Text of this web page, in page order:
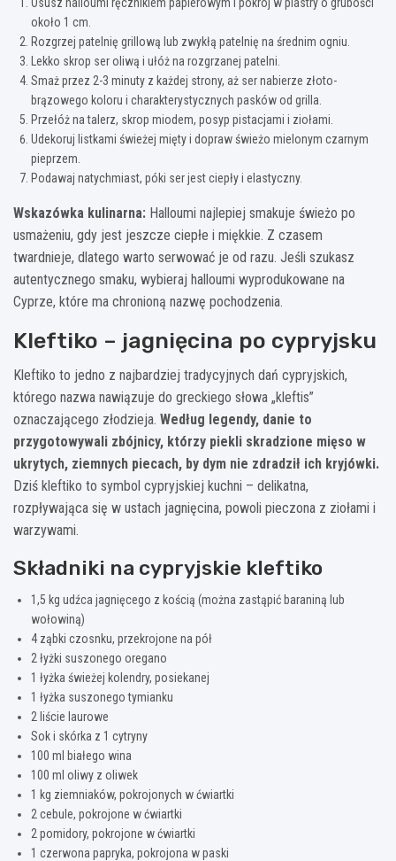
około 1 cm.
Rozgrzej patelnię grillową lub zwykłą patelnię na średnim ogniu.
Lekko skrop ser oliwą i ułóż na rozgrzanej patelni.
Smaż przez 2-3 minuty z każdej strony, aż ser nabierze złoto-
brązowego koloru i charakterystycznych pasków od grilla.
Przełóż na talerz, skrop miodem, posyp pistacjami i ziołami.
Udekoruj listkami świeżej mięty i dopraw świeżo mielonym czarnym
pieprzem.
Podawaj natychmiast, póki ser jest ciepły i elastyczny.
Wskazówka kulinarna: Halloumi najlepiej smakuje świeżo po
usmażeniu, gdy jest jeszcze ciepłe i miękkie. Z czasem
twardnieje, dlatego warto serwować je od razu. Jeśli szukasz
autentycznego smaku, wybieraj halloumi wyprodukowane na
Cyprze, które ma chronioną nazwę pochodzenia.
Kleftiko – jagnięcina po cypryjsku
Kleftiko to jedno z najbardziej tradycyjnych dań cypryjskich,
którego nazwa nawiązuje do greckiego słowa „kleftis”
oznaczającego złodzieja. Według legendy, danie to
przygotowywali zbójnicy, którzy piekli skradzione mięso w
ukrytych, ziemnych piecach, by dym nie zdradził ich kryjówki.
Dziś kleftiko to symbol cypryjskiej kuchni – delikatna,
rozpływająca się w ustach jagnięcina, powoli pieczona z ziołami i
warzywami.
Składniki na cypryjskie kleftiko
1,5 kg udźca jagnięcego z kością (można zastąpić baraniną lub
wołowiną)
4 ząbki czosnku, przekrojone na pół
2 łyżki suszonego oregano
1 łyżka świeżej kolendry, posiekanej
1 łyżka suszonego tymianku
2 liście laurowe
Sok i skórka z 1 cytryny
100 ml białego wina
100 ml oliwy z oliwek
1 kg ziemniaków, pokrojonych w ćwiartki
2 cebule, pokrojone w ćwiartki
2 pomidory, pokrojone w ćwiartki
1 czerwona papryka, pokrojona w paski